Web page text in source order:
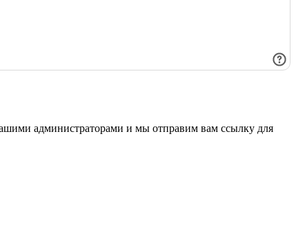
администраторами и мы отправим вам ссылку для